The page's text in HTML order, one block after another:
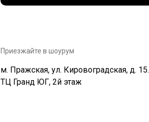
м. Пражская, ул. Кировоградская, д. 15.
ТЦ Гранд ЮГ, 2й этаж
Приезжайте в шоурум